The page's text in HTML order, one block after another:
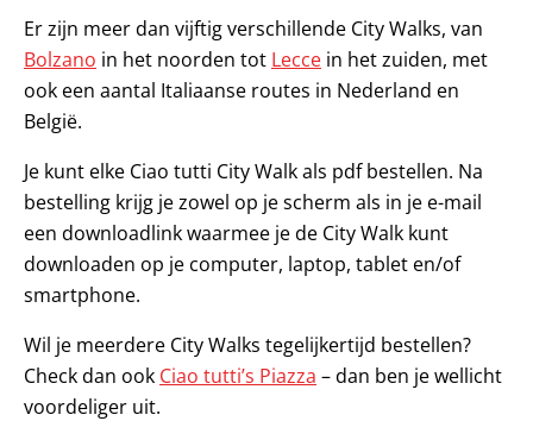
Er zijn meer dan vijftig verschillende City Walks, van
Bolzano in het noorden tot Lecce in het zuiden, met
ook een aantal Italiaanse routes in Nederland en
België.
Je kunt elke Ciao tutti City Walk als pdf bestellen. Na
bestelling krijg je zowel op je scherm als in je e-mail
een downloadlink waarmee je de City Walk kunt
downloaden op je computer, laptop, tablet en/of
smartphone.
Wil je meerdere City Walks tegelijkertijd bestellen?
Check dan ook Ciao tutti’s Piazza – dan ben je wellicht
voordeliger uit.